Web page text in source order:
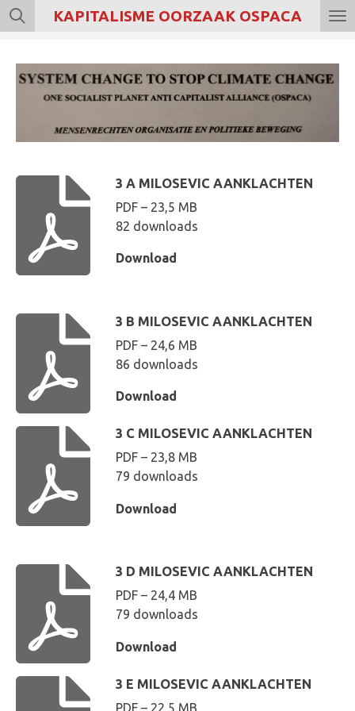
Ga
naar
de
hoofdinhoud
KAPITALISME OORZAAK OSPACA
3 A MILOSEVIC AANKLACHTEN
PDF – 23,5 MB
82 downloads
Download
3 B MILOSEVIC AANKLACHTEN
PDF – 24,6 MB
86 downloads
Download
3 C MILOSEVIC AANKLACHTEN
PDF – 23,8 MB
79 downloads
Download
3 D MILOSEVIC AANKLACHTEN
PDF – 24,4 MB
79 downloads
Download
3 E MILOSEVIC AANKLACHTEN
PDF – 22,5 MB